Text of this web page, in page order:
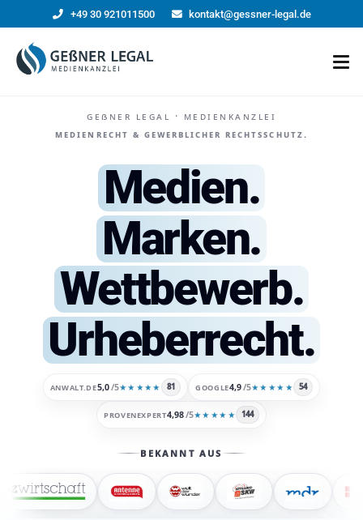
+49 30 921011500 kontakt@gessner-legal.de
Geßner Legal · Medienkanzlei
Medienrecht & gewerblicher Rechtsschutz.
Medien.
Marken.
Wettbewerb.
Urheberrecht.
ANWALT.DE5,0/5★★★★★ 81 GOOGLE4,9/5★★★★★ 54
PROVENEXPERT4,98/5★★★★★ 144
BEKANNT AUS